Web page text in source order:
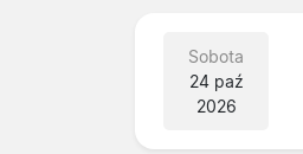
Sobota
24 paź
2026